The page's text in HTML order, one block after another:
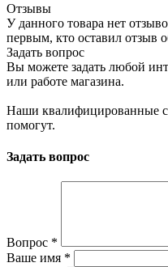
Отзывы
У данного товара нет
первым, кто оставил отзыв
Задать вопрос
Вы можете задать любой
или работе магазина.
Наши квалифицированные
помогут.
Задать вопрос
Вопрос *
Ваше имя *